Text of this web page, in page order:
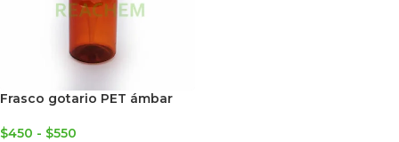
Frasco gotario PET ámbar
$450 - $550